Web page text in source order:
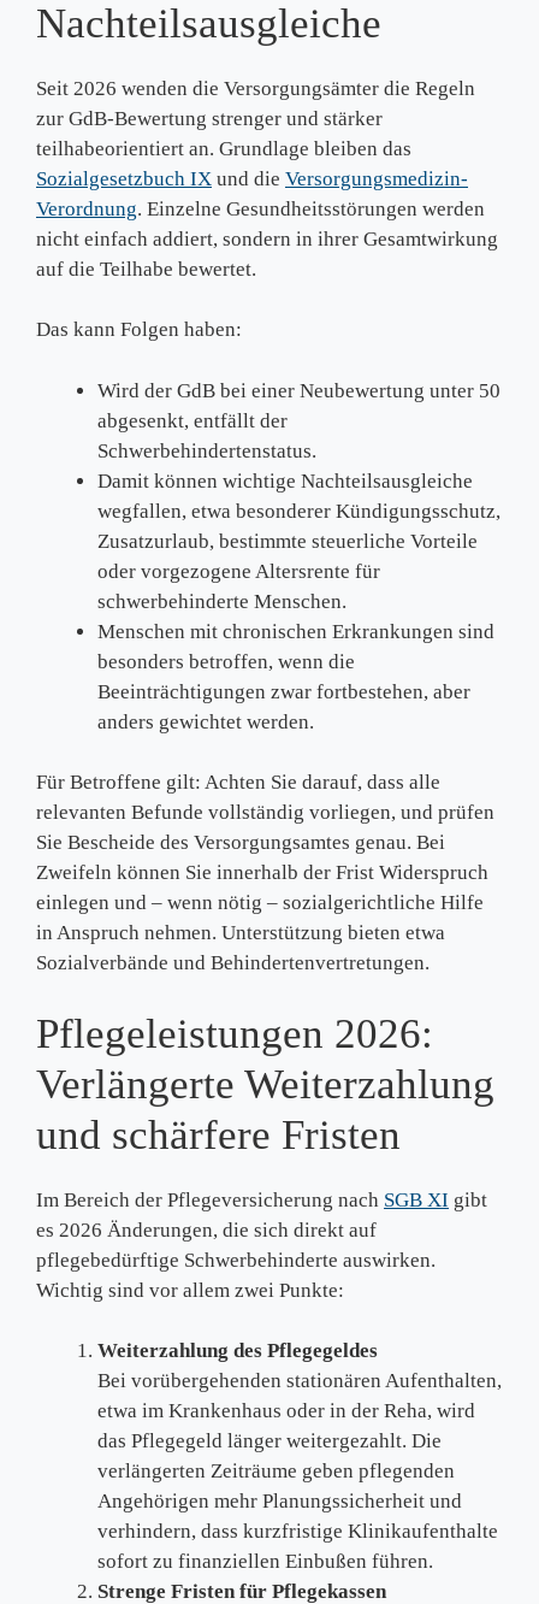
Nachteilsausgleiche
Seit 2026 wenden die Versorgungsämter die Regeln
zur GdB‑Bewertung strenger und stärker
teilhabeorientiert an. Grundlage bleiben das
Sozialgesetzbuch IX und die Versorgungsmedizin-
Verordnung. Einzelne Gesundheitsstörungen werden
nicht einfach addiert, sondern in ihrer Gesamtwirkung
auf die Teilhabe bewertet.
Das kann Folgen haben:
Wird der GdB bei einer Neubewertung unter 50
abgesenkt, entfällt der
Schwerbehindertenstatus.
Damit können wichtige Nachteilsausgleiche
wegfallen, etwa besonderer Kündigungsschutz,
Zusatzurlaub, bestimmte steuerliche Vorteile
oder vorgezogene Altersrente für
schwerbehinderte Menschen.
Menschen mit chronischen Erkrankungen sind
besonders betroffen, wenn die
Beeinträchtigungen zwar fortbestehen, aber
anders gewichtet werden.
Für Betroffene gilt: Achten Sie darauf, dass alle
relevanten Befunde vollständig vorliegen, und prüfen
Sie Bescheide des Versorgungsamtes genau. Bei
Zweifeln können Sie innerhalb der Frist Widerspruch
einlegen und – wenn nötig – sozialgerichtliche Hilfe
in Anspruch nehmen. Unterstützung bieten etwa
Sozialverbände und Behindertenvertretungen.
Pflegeleistungen 2026:
Verlängerte Weiterzahlung
und schärfere Fristen
Im Bereich der Pflegeversicherung nach SGB XI gibt
es 2026 Änderungen, die sich direkt auf
pflegebedürftige Schwerbehinderte auswirken.
Wichtig sind vor allem zwei Punkte:
Weiterzahlung des Pflegegeldes
Bei vorübergehenden stationären Aufenthalten,
etwa im Krankenhaus oder in der Reha, wird
das Pflegegeld länger weitergezahlt. Die
verlängerten Zeiträume geben pflegenden
Angehörigen mehr Planungssicherheit und
verhindern, dass kurzfristige Klinikaufenthalte
sofort zu finanziellen Einbußen führen.
Strenge Fristen für Pflegekassen